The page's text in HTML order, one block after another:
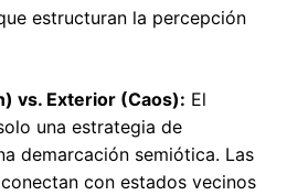
estructuran la percepción
vs. Exterior (Caos): El
una estrategia de
demarcación semiótica. Las
con estados vecinos